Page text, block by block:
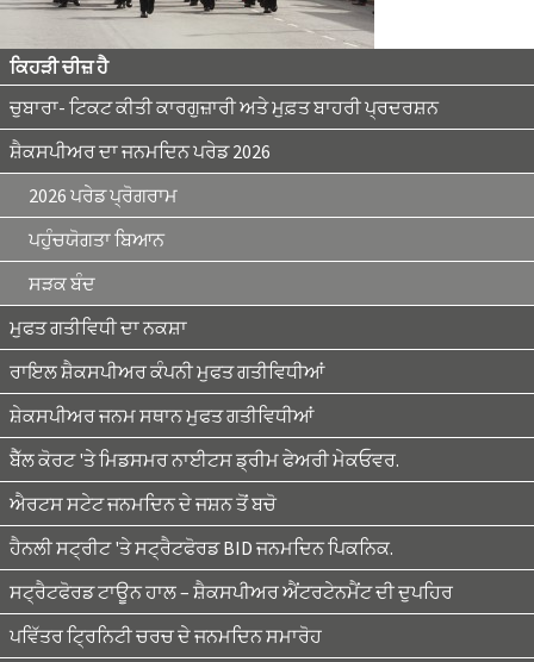
ਕਿਹੜੀ ਚੀਜ਼ ਹੈ
ਚੁਬਾਰਾ- ਟਿਕਟ ਕੀਤੀ ਕਾਰਗੁਜ਼ਾਰੀ ਅਤੇ ਮੁਫ਼ਤ ਬਾਹਰੀ ਪ੍ਰਦਰਸ਼ਨ
ਸ਼ੈਕਸਪੀਅਰ ਦਾ ਜਨਮਦਿਨ ਪਰੇਡ 2026
2026 ਪਰੇਡ ਪ੍ਰੋਗਰਾਮ
ਪਹੁੰਚਯੋਗਤਾ ਬਿਆਨ
ਸੜਕ ਬੰਦ
ਮੁਫਤ ਗਤੀਵਿਧੀ ਦਾ ਨਕਸ਼ਾ
ਰਾਇਲ ਸ਼ੈਕਸਪੀਅਰ ਕੰਪਨੀ ਮੁਫਤ ਗਤੀਵਿਧੀਆਂ
ਸ਼ੇਕਸਪੀਅਰ ਜਨਮ ਸਥਾਨ ਮੁਫਤ ਗਤੀਵਿਧੀਆਂ
ਬੈੱਲ ਕੋਰਟ 'ਤੇ ਮਿਡਸਮਰ ਨਾਈਟਸ ਡ੍ਰੀਮ ਫੇਅਰੀ ਮੇਕਓਵਰ.
ਐਰਟਸ ਸਟੇਟ ਜਨਮਦਿਨ ਦੇ ਜਸ਼ਨ ਤੋਂ ਬਚੋ
ਹੈਨਲੀ ਸਟ੍ਰੀਟ 'ਤੇ ਸਟ੍ਰੈਟਫੋਰਡ BID ਜਨਮਦਿਨ ਪਿਕਨਿਕ.
ਸਟ੍ਰੈਟਫੋਰਡ ਟਾਊਨ ਹਾਲ – ਸ਼ੈਕਸਪੀਅਰ ਐਂਟਰਟੇਨਮੈਂਟ ਦੀ ਦੁਪਹਿਰ
ਪਵਿੱਤਰ ਟ੍ਰਿਨਿਟੀ ਚਰਚ ਦੇ ਜਨਮਦਿਨ ਸਮਾਰੋਹ